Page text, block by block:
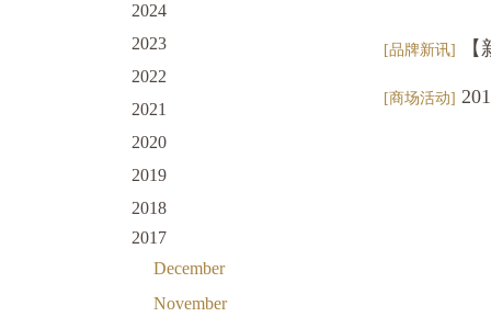
2024
2023
2022
2021
2020
2019
2018
2017
December
November
[品牌新讯] 【
[商场活动]